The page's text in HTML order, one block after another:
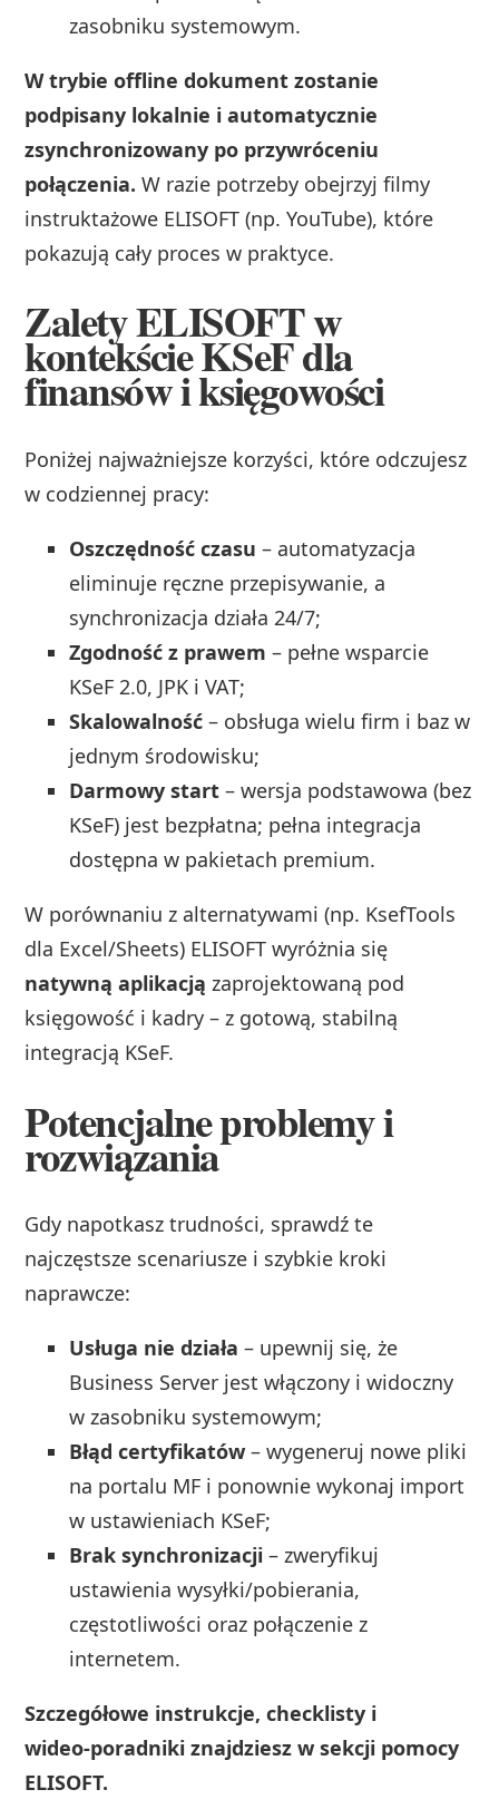
zasobniku systemowym.
W trybie offline dokument zostanie
podpisany lokalnie i automatycznie
zsynchronizowany po przywróceniu
połączenia. W razie potrzeby obejrzyj filmy
instruktażowe ELISOFT (np. YouTube), które
pokazują cały proces w praktyce.
Zalety ELISOFT w
kontekście KSeF dla
finansów i księgowości
Poniżej najważniejsze korzyści, które odczujesz
w codziennej pracy:
Oszczędność czasu – automatyzacja
eliminuje ręczne przepisywanie, a
synchronizacja działa 24/7;
Zgodność z prawem – pełne wsparcie
KSeF 2.0, JPK i VAT;
Skalowalność – obsługa wielu firm i baz w
jednym środowisku;
Darmowy start – wersja podstawowa (bez
KSeF) jest bezpłatna; pełna integracja
dostępna w pakietach premium.
W porównaniu z alternatywami (np. KsefTools
dla Excel/Sheets) ELISOFT wyróżnia się
natywną aplikacją zaprojektowaną pod
księgowość i kadry – z gotową, stabilną
integracją KSeF.
Potencjalne problemy i
rozwiązania
Gdy napotkasz trudności, sprawdź te
najczęstsze scenariusze i szybkie kroki
naprawcze:
Usługa nie działa – upewnij się, że
Business Server jest włączony i widoczny
w zasobniku systemowym;
Błąd certyfikatów – wygeneruj nowe pliki
na portalu MF i ponownie wykonaj import
w ustawieniach KSeF;
Brak synchronizacji – zweryfikuj
ustawienia wysyłki/pobierania,
częstotliwości oraz połączenie z
internetem.
Szczegółowe instrukcje, checklisty i
wideo‑poradniki znajdziesz w sekcji pomocy
ELISOFT.